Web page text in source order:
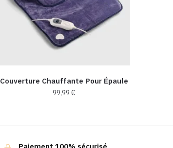
Couverture Chauffante Pour Épaule
99,99€